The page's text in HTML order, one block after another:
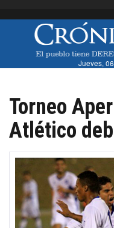
Jueves,
Torneo
Atlético